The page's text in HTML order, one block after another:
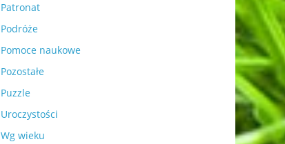
Patronat
Podróże
Pomoce naukowe
Pozostałe
Puzzle
Uroczystości
Wg wieku